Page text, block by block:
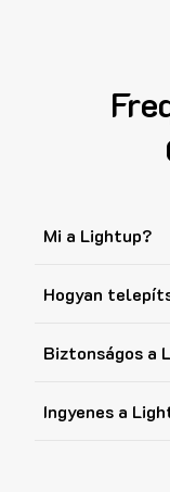
Mi a Lightup?
Hogyan
Biztonságos a
Ingyenes a